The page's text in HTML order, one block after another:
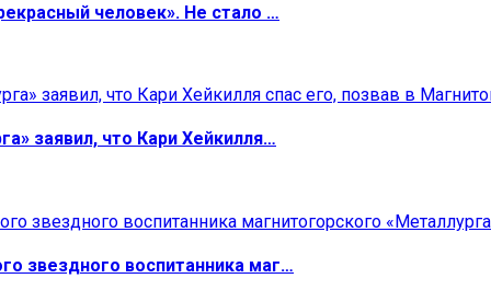
человек». Не стало …
заявил, что Кари Хейкилля…
звездного воспитанника маг…